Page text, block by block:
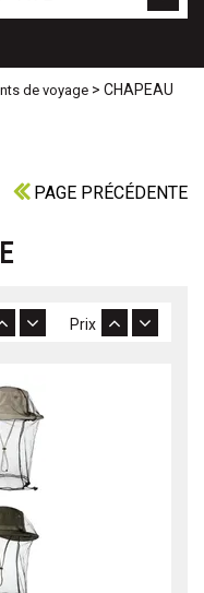
de voyage > CHAPEAU
PAGE PRÉCÉDENTE
Prix